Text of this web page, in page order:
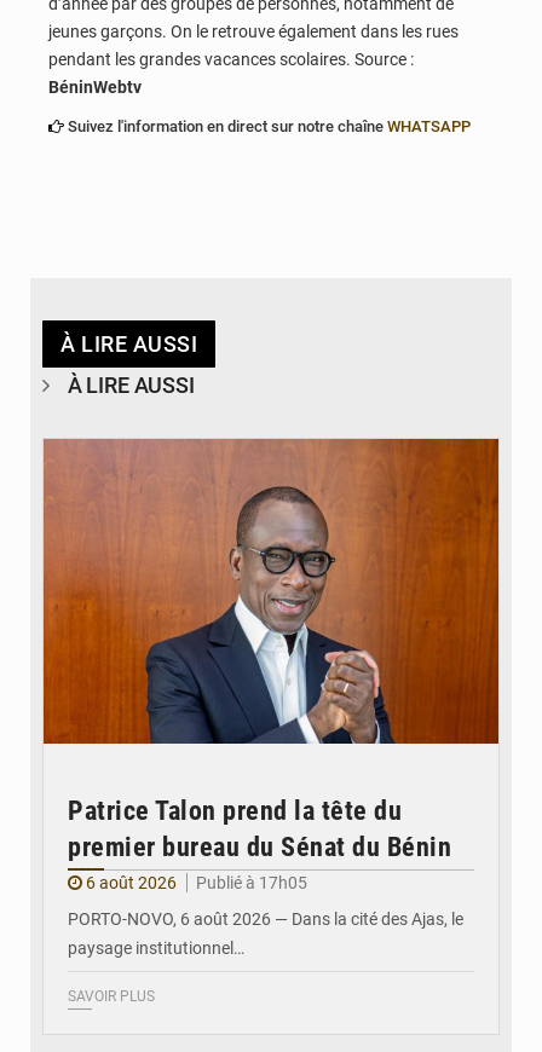
d’année par des groupes de personnes, notamment de
jeunes garçons. On le retrouve également dans les rues
pendant les grandes vacances scolaires. Source :
BéninWebtv
Suivez l'information en direct sur notre chaîne WHATSAPP
À LIRE AUSSI
À LIRE AUSSI
Patrice Talon prend la tête du
premier bureau du Sénat du Bénin
6 août 2026
Publié à 17h05
PORTO-NOVO, 6 août 2026 — Dans la cité des Ajas, le
paysage institutionnel…
SAVOIR PLUS